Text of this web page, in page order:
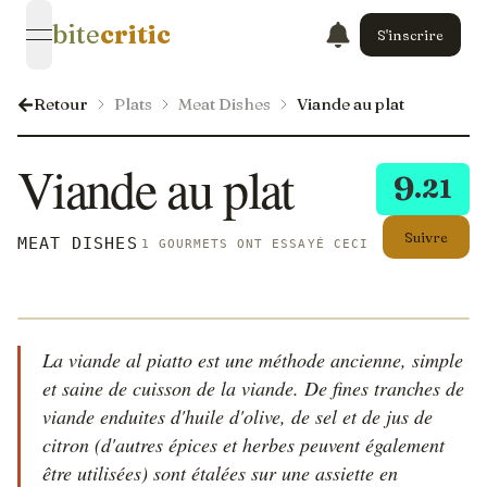
open navigation menu
bitecritic S'inscrire
Retour Plats Meat Dishes Viande au plat
9.21
Suivre
Viande au plat
MEAT DISHES 1 GOURMETS ONT ESSAYÉ CECI
La viande al piatto est une méthode ancienne, simple
et saine de cuisson de la viande. De fines tranches de
viande enduites d'huile d'olive, de sel et de jus de
citron (d'autres épices et herbes peuvent également
être utilisées) sont étalées sur une assiette en